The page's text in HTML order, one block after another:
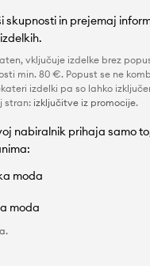
skupnosti in prejemaj
vključuje izdelke brez
min. 80 €. Popust se ne
izdelki pa so lahko
stran: izključitve iz promocije.
nabiralnik prihaja samo
moda
moda